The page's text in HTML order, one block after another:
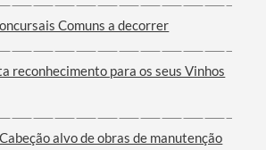
Comuns a decorrer
reconhecimento para os seus Vinhos
alvo de obras de manutenção